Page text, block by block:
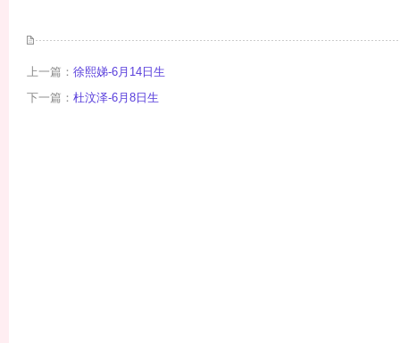
上一篇： 徐熙娣-6月14日生
下一篇： 杜汶泽-6月8日生